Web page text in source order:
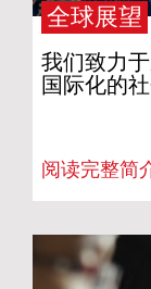
全球展望
我们致力
国际化的
阅读完整简